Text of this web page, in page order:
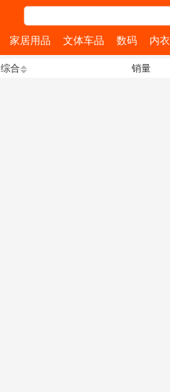
家居用品 文体车品 数码 内衣
综合 销量